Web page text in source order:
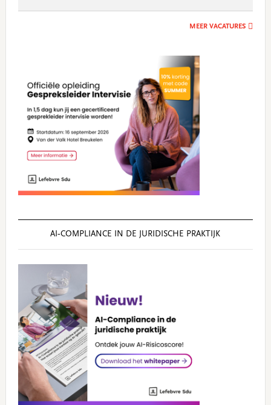
MEER VACATURES
AI‑COMPLIANCE IN DE JURIDISCHE PRAKTIJK